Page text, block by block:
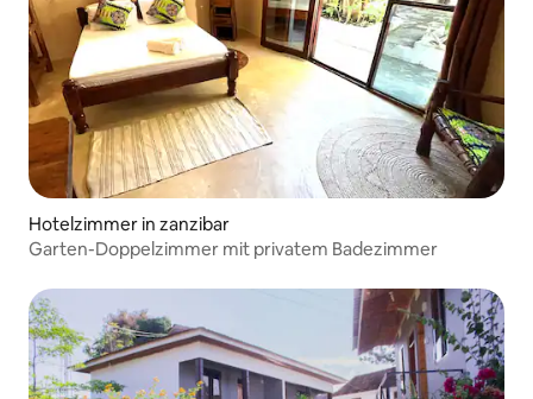
Hotelzimmer in zanzibar
Garten-Doppelzimmer mit privatem Badezimmer